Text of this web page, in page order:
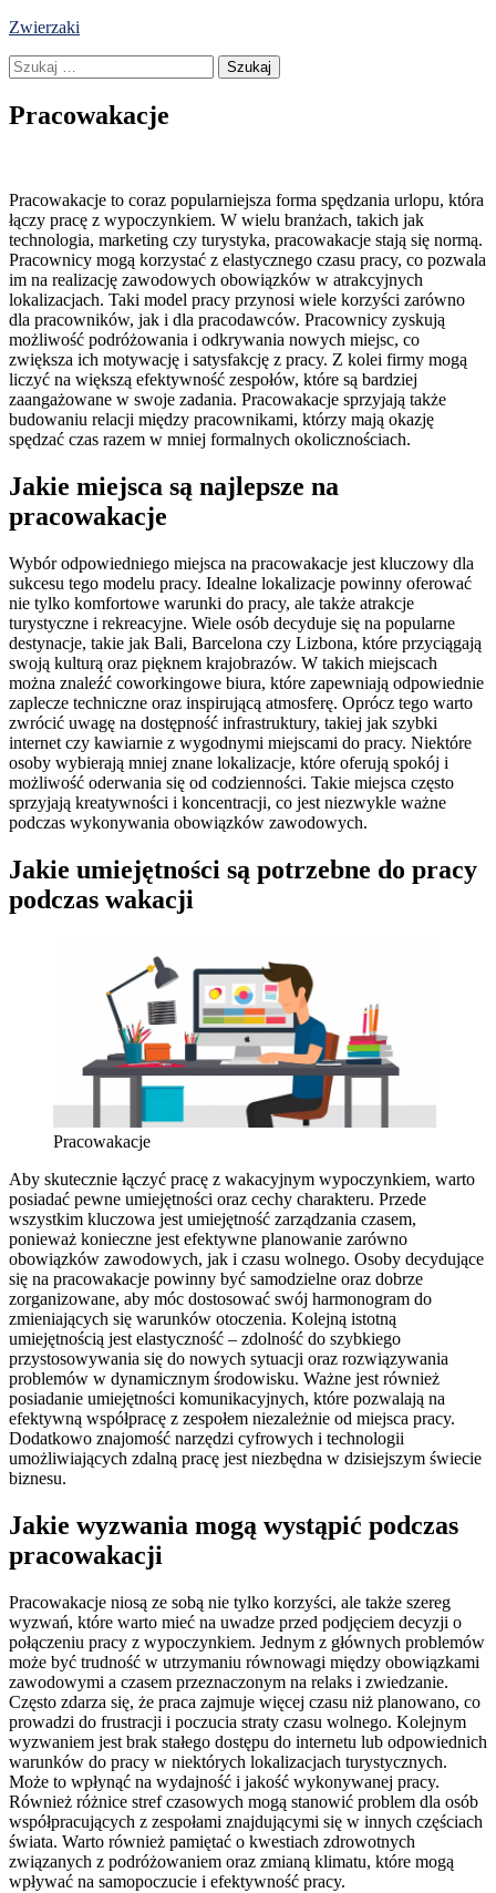
Skip
content
Zwierzaki
Szukaj:
Pracowakacje
Pracowakacje to coraz popularniejsza forma spędzania urlopu, która
łączy pracę z wypoczynkiem. W wielu branżach, takich jak
technologia, marketing czy turystyka, pracowakacje stają się normą.
Pracownicy mogą korzystać z elastycznego czasu pracy, co pozwala
im na realizację zawodowych obowiązków w atrakcyjnych
lokalizacjach. Taki model pracy przynosi wiele korzyści zarówno
dla pracowników, jak i dla pracodawców. Pracownicy zyskują
możliwość podróżowania i odkrywania nowych miejsc, co
zwiększa ich motywację i satysfakcję z pracy. Z kolei firmy mogą
liczyć na większą efektywność zespołów, które są bardziej
zaangażowane w swoje zadania. Pracowakacje sprzyjają także
budowaniu relacji między pracownikami, którzy mają okazję
spędzać czas razem w mniej formalnych okolicznościach.
Jakie miejsca są najlepsze na
pracowakacje
Wybór odpowiedniego miejsca na pracowakacje jest kluczowy dla
sukcesu tego modelu pracy. Idealne lokalizacje powinny oferować
nie tylko komfortowe warunki do pracy, ale także atrakcje
turystyczne i rekreacyjne. Wiele osób decyduje się na popularne
destynacje, takie jak Bali, Barcelona czy Lizbona, które przyciągają
swoją kulturą oraz pięknem krajobrazów. W takich miejscach
można znaleźć coworkingowe biura, które zapewniają odpowiednie
zaplecze techniczne oraz inspirującą atmosferę. Oprócz tego warto
zwrócić uwagę na dostępność infrastruktury, takiej jak szybki
internet czy kawiarnie z wygodnymi miejscami do pracy. Niektóre
osoby wybierają mniej znane lokalizacje, które oferują spokój i
możliwość oderwania się od codzienności. Takie miejsca często
sprzyjają kreatywności i koncentracji, co jest niezwykle ważne
podczas wykonywania obowiązków zawodowych.
Jakie umiejętności są potrzebne do pracy
podczas wakacji
Pracowakacje
Aby skutecznie łączyć pracę z wakacyjnym wypoczynkiem, warto
posiadać pewne umiejętności oraz cechy charakteru. Przede
wszystkim kluczowa jest umiejętność zarządzania czasem,
ponieważ konieczne jest efektywne planowanie zarówno
obowiązków zawodowych, jak i czasu wolnego. Osoby decydujące
się na pracowakacje powinny być samodzielne oraz dobrze
zorganizowane, aby móc dostosować swój harmonogram do
zmieniających się warunków otoczenia. Kolejną istotną
umiejętnością jest elastyczność – zdolność do szybkiego
przystosowywania się do nowych sytuacji oraz rozwiązywania
problemów w dynamicznym środowisku. Ważne jest również
posiadanie umiejętności komunikacyjnych, które pozwalają na
efektywną współpracę z zespołem niezależnie od miejsca pracy.
Dodatkowo znajomość narzędzi cyfrowych i technologii
umożliwiających zdalną pracę jest niezbędna w dzisiejszym świecie
biznesu.
Jakie wyzwania mogą wystąpić podczas
pracowakacji
Pracowakacje niosą ze sobą nie tylko korzyści, ale także szereg
wyzwań, które warto mieć na uwadze przed podjęciem decyzji o
połączeniu pracy z wypoczynkiem. Jednym z głównych problemów
może być trudność w utrzymaniu równowagi między obowiązkami
zawodowymi a czasem przeznaczonym na relaks i zwiedzanie.
Często zdarza się, że praca zajmuje więcej czasu niż planowano, co
prowadzi do frustracji i poczucia straty czasu wolnego. Kolejnym
wyzwaniem jest brak stałego dostępu do internetu lub odpowiednich
warunków do pracy w niektórych lokalizacjach turystycznych.
Może to wpłynąć na wydajność i jakość wykonywanej pracy.
Również różnice stref czasowych mogą stanowić problem dla osób
współpracujących z zespołami znajdującymi się w innych częściach
świata. Warto również pamiętać o kwestiach zdrowotnych
związanych z podróżowaniem oraz zmianą klimatu, które mogą
wpływać na samopoczucie i efektywność pracy.